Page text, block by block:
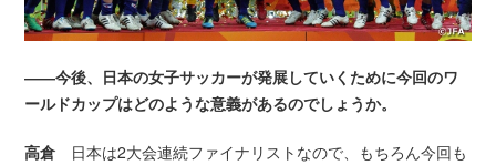
――今後、日本の女子サッカーが発展していくために今回のワ
ールドカップはどのような意義があるのでしょうか。
高倉 日本は2大会連続ファイナリストなので、もちろん今回も